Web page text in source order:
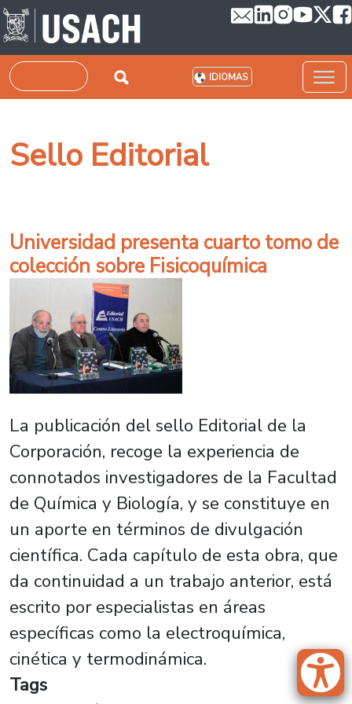
Pasar al contenido principal
Buscar IDIOMAS
Sello Editorial
Universidad presenta cuarto tomo de
colección sobre Fisicoquímica
La publicación del sello Editorial de la
Corporación, recoge la experiencia de
connotados investigadores de la Facultad
de Química y Biología, y se constituye en
un aporte en términos de divulgación
científica. Cada capítulo de esta obra, que
da continuidad a un trabajo anterior, está
escrito por especialistas en áreas
específicas como la electroquímica,
cinética y termodinámica.
Tags